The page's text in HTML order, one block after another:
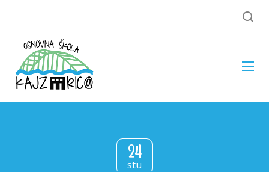
24
stu